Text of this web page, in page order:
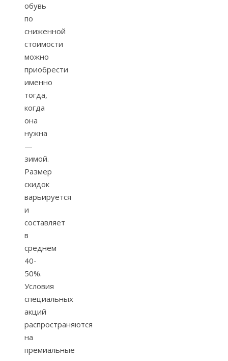
обувь
по
сниженной
стоимости
можно
приобрести
именно
тогда,
когда
она
нужна
—
зимой.
Размер
скидок
варьируется
и
составляет
в
среднем
40-
50%.
Условия
специальных
акций
распространяются
на
премиальные